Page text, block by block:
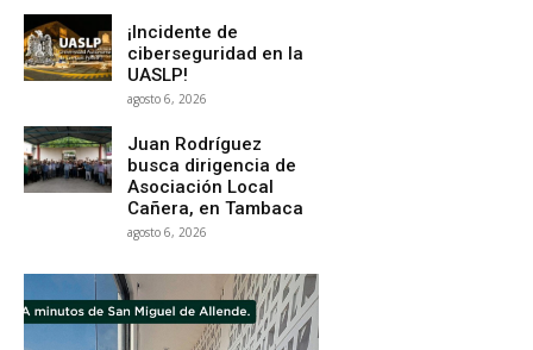
¡Incidente de
ciberseguridad en la
UASLP!
agosto 6, 2026
Juan Rodríguez
busca dirigencia de
Asociación Local
Cañera, en Tambaca
agosto 6, 2026